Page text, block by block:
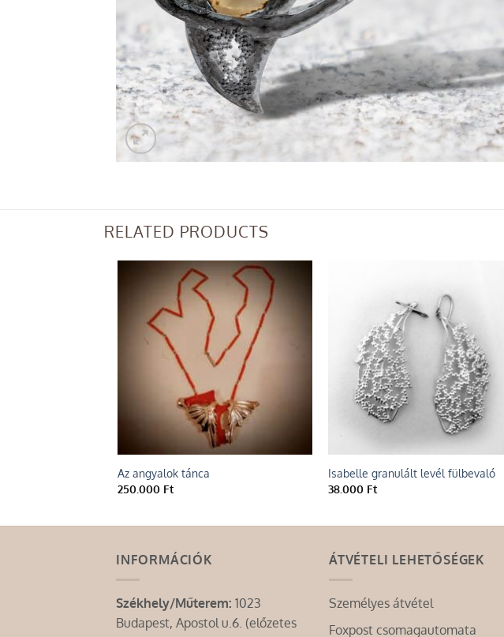
RELATED PRODUCTS
Add to
wishlist
Az angyalok tánca
250.000 Ft
Isabelle granulált levél fülbevaló
38.000 Ft
INFORMÁCIÓK
Székhely/Műterem: 1023
Budapest, Apostol u.6. (előzetes
ÁTVÉTELI LEHETŐSÉGEK
Személyes átvétel
Foxpost csomagautomata